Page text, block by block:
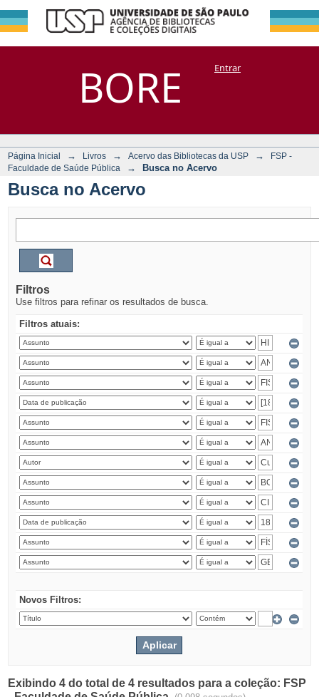
BORE
Busca no Acervo
DSpace/Manakin + CoriscoEntrar
Página Inicial → Livros → Acervo das Bibliotecas da USP →
FSP -
Faculdade de Saúde Pública
→ Busca no Acervo
Busca no Acervo
Filtros
Use filtros para refinar os resultados de busca.
Filtros atuais:
Novos Filtros:
Exibindo 4 do total de 4 resultados para a coleção: FSP